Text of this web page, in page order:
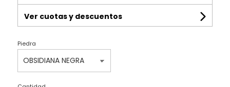
Ver cuotas y descuentos
Piedra